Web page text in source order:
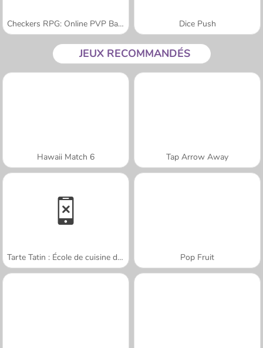
Checkers RPG: Online PVP Battle Dice Push
JEUX RECOMMANDÉS
Hawaii Match 6 Tap Arrow Away
Tarte Tatin : École de cuisine de Sara Pop Fruit